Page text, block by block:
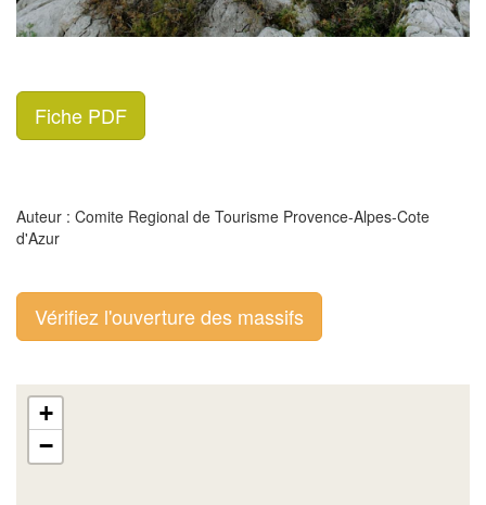
Fiche PDF
Auteur : Comite Regional de Tourisme Provence-Alpes-Cote
d'Azur
Vérifiez l'ouverture des massifs
+
−